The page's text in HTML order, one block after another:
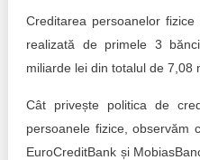
Creditarea persoanelor
realizată de primele 3
miliarde lei din totalul de 7,08
Cât privește politica de
persoanele fizice, observăm
EuroCreditBank și